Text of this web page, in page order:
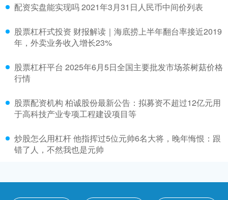
配资实盘能实现吗 2021年3月31日人民币中间价列表
股票杠杆式投资 财报解读｜海底捞上半年翻台率接近2019
年，外卖业务收入增长23%
股票杠杆平台 2025年6月5日全国主要批发市场茶树菇价格
行情
股票配资机构 柏诚股份最新公告：拟募资不超过12亿元用
于高科技产业专项工程建设项目等
炒股怎么用杠杆 他指挥过5位元帅6名大将，晚年悔恨：跟
错了人，不然我也是元帅